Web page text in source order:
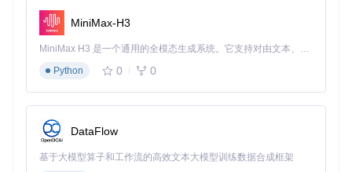
MiniMax-H3
MiniMax H3 是一个通用的全模态生成系统。它支持对由文本、图像、视频和音频组成的多模态上下文进行统一理解，并能生成分辨率高达 2K、时长可达 15 秒的带原生立体声音频的视频。得益于面向任务泛化的系统设计，H3 在预训练阶段就已具备广泛的多模态上下文理解与生成能力，能够出色地执行复杂的多模态指令。
Python
0 0
DataFlow
基于大模型算子和工作流的高效文本大模型训练数据合成框架